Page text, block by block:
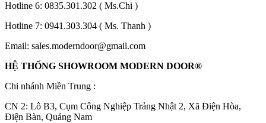
CỬA GỖ
Hotline 6: 0835.301.302 ( Ms.Chi )
Hotline 7: 0941.303.304 ( Ms. Thanh )
Email: sales.moderndoor@gmail.com
HỆ THỐNG SHOWROOM MODERN DOOR®
Chi nhánh Miền Trung :
CN 2: Lô B3, Cụm Công Nghiệp Trảng Nhật 2, Xã Điện Hòa,
Điện Bàn, Quảng Nam